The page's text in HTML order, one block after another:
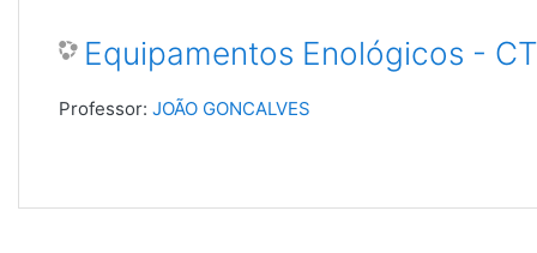
Equipamentos Enológicos -
Professor: JOÃO GONCALVES